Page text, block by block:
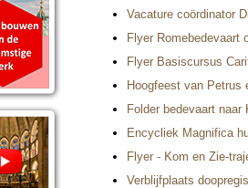
Vacature coördinator
Flyer Romebedevaart
Flyer Basiscursus
Hoogfeest van Petrus
Folder bedevaart
Encycliek Magnifica
Flyer - Kom en Zie-
Verblijfplaats